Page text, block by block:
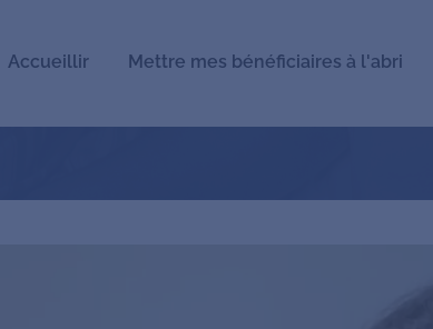
Accueillir Mettre mes bénéficiaires à l'abri